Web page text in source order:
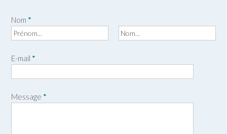
Nom *
é
E-mail *
Message *